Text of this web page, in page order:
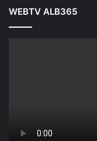
WEBTV ALB365